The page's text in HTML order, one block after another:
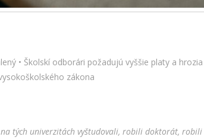
• Školskí odborári požadujú vyššie platy a
zákona
tých univerzitách vyštudovali, robili doktorát,